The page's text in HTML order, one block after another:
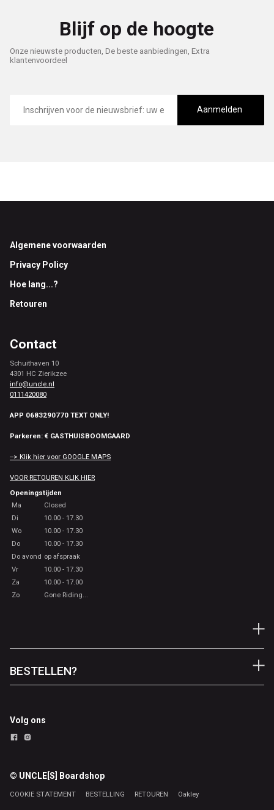
Blijf op de hoogte
Onze nieuwste producten, De beste aanbiedingen, Extra
klantenvoordeel
mailadres
Aanmelden
Footer
Algemene voorwaarden
Privacy Policy
Hoe lang...?
Retouren
Contact
Schuithaven 10
4301 HC Zierikzee
info@uncle.nl
0111420080
APP 0683290770 TEXT ONLY!
Parkeren: € GASTHUISBOOMGAARD
--> Klik hier voor GOOGLE MAPS
VOOR RETOUREN KLIK HIER
Openingstijden
Ma
Closed
Di
10.00 - 17.30
Wo
10.00 - 17.30
Do
10.00 - 17.30
Do avond op afspraak
Vr
10.00 - 17.30
Za
10.00 - 17.00
Zo
Gone Riding...
BESTELLEN?
Volg ons
© UNCLE[S] Boardshop
COOKIE STATEMENT BESTELLING RETOUREN Oakley